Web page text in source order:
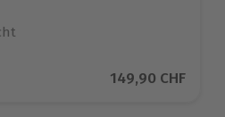
auf 3 BewertungenAktueller Preis
149,90 CHF